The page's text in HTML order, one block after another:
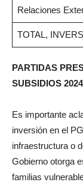
Relaciones
TOTAL,
PARTIDAS
SUBSIDIOS 2024
Es importante
inversión en el
infraestructura o
Gobierno otorga
familias